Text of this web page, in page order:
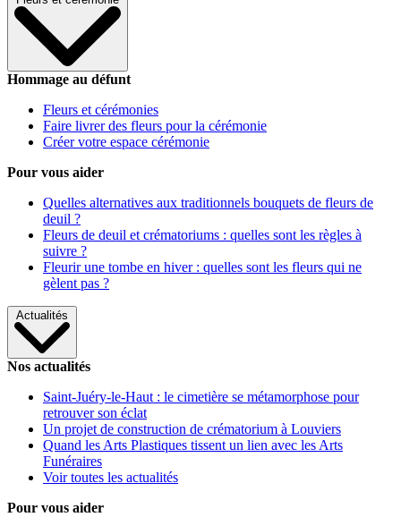
Hommage au défunt
Fleurs et cérémonies
Faire livrer des fleurs pour la cérémonie
Créer votre espace cérémonie
Pour vous aider
Quelles alternatives aux traditionnels bouquets de fleurs de
deuil ?
Fleurs de deuil et crématoriums : quelles sont les règles à
suivre ?
Fleurir une tombe en hiver : quelles sont les fleurs qui ne
gèlent pas ?
Actualités
Nos actualités
Saint-Juéry-le-Haut : le cimetière se métamorphose pour
retrouver son éclat
Un projet de construction de crématorium à Louviers
Quand les Arts Plastiques tissent un lien avec les Arts
Funéraires
Voir toutes les actualités
Pour vous aider